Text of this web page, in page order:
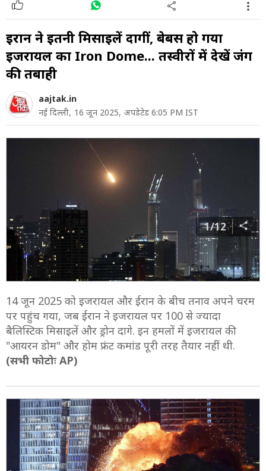
ईरान ने इतनी मिसाइलें दागीं, बेबस हो गया
इजरायल का Iron Dome... तस्वीरों में देखें जंग
की तबाही
aajtak.in
नई दिल्ली, 16 जून 2025, अपडेटेड 6:05 PM IST
1/12
14 जून 2025 को इजरायल और ईरान के बीच तनाव अपने चरम
पर पहुंच गया, जब ईरान ने इजरायल पर 100 से ज्यादा
बैलिस्टिक मिसाइलें और ड्रोन दागे. इन हमलों में इजरायल की
"आयरन डोम" और होम फ्रंट कमांड पूरी तरह तैयार नहीं थी.
(सभी फोटोः AP)